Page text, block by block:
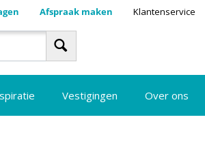
Afspraak maken Klantenservice
Vestigingen Over ons